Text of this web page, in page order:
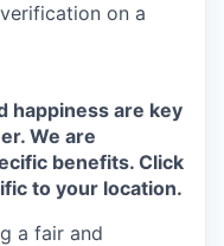
on a
happiness are key
We are
benefits. Click
to your location.
a fair and